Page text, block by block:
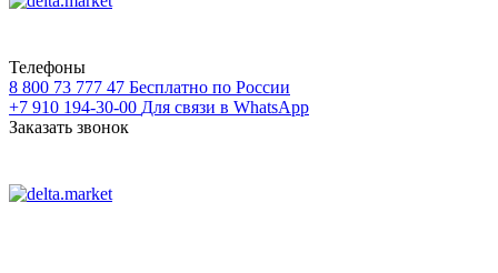
Телефоны
8 800 73 777 47 Бесплатно по России
+7 910 194-30-00 Для связи в WhatsApp
Заказать звонок